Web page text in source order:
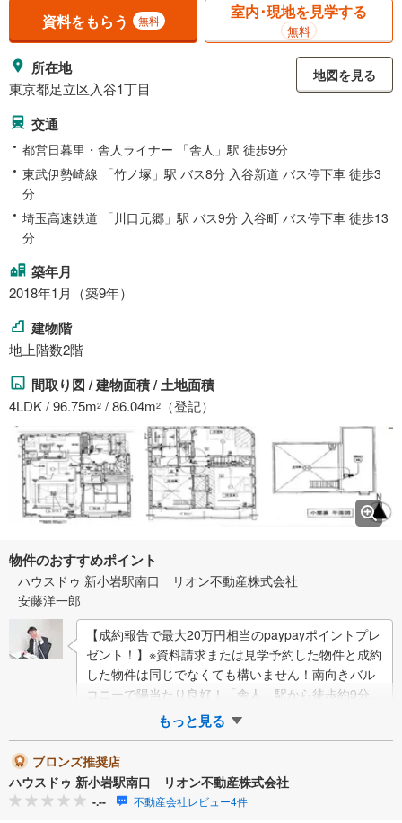
資料をもらう 無料 室内･現地を見学する
無料
所在地
東京都足立区入谷1丁目
地図を見る
交通
都営日暮里・舎人ライナー 「舎人」駅 徒歩9分
東武伊勢崎線 「竹ノ塚」駅 バス8分 入谷新道 バス停下車 徒歩3
分
埼玉高速鉄道 「川口元郷」駅 バス9分 入谷町 バス停下車 徒歩13
分
築年月
2018年1月（築9年）
建物階
地上階数2階
間取り図 / 建物面積 / 土地面積
4LDK / 96.75m2 / 86.04m2 （登記）
物件のおすすめポイント
ハウスドゥ 新小岩駅南口 リオン不動産株式会社
安藤洋一郎
【成約報告で最大20万円相当のpaypayポイントプレ
ゼント！】※資料請求または見学予約した物件と成約
した物件は同じでなくても構いません！南向きバル
コニーで陽当たり良好！「舎人」駅から徒歩約9分の
築浅戸建！○床暖房○トイレ2ヶ所○…
もっと見る
ブロンズ推奨店
ハウスドゥ 新小岩駅南口 リオン不動産株式会社
-.-- 不動産会社レビュー4件